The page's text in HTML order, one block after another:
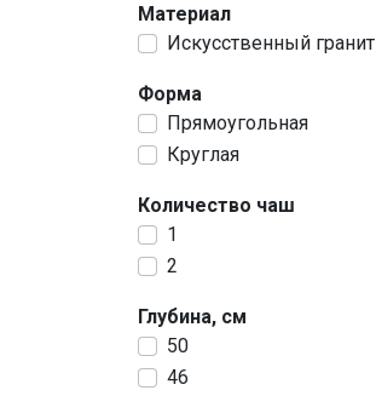
Материал
Искусственный гранит
Форма
Прямоугольная
Круглая
Количество чаш
1
2
Глубина, см
50
46